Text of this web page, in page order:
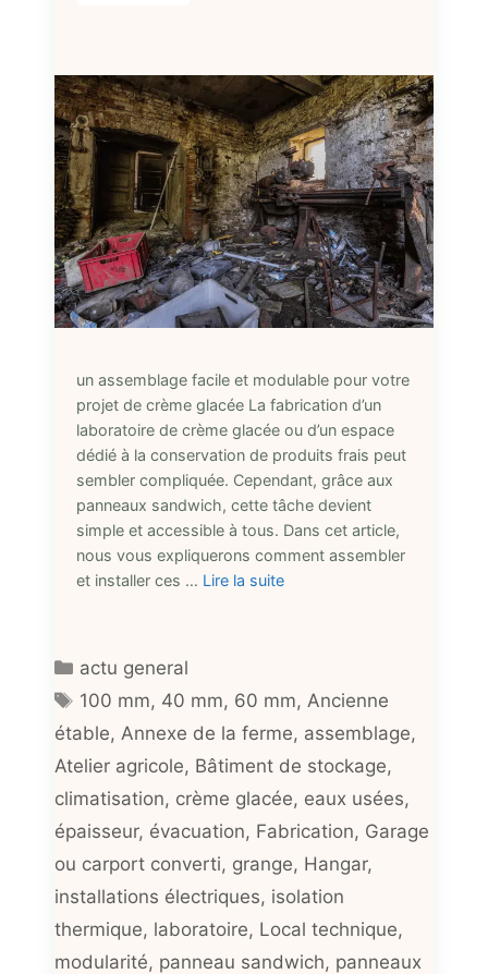
un assemblage facile et modulable pour votre
projet de crème glacée La fabrication d’un
laboratoire de crème glacée ou d’un espace
dédié à la conservation de produits frais peut
sembler compliquée. Cependant, grâce aux
panneaux sandwich, cette tâche devient
simple et accessible à tous. Dans cet article,
nous vous expliquerons comment assembler
et installer ces … Lire la suite
Catégories
actu general
Étiquettes
100 mm, 40 mm, 60 mm, Ancienne
étable, Annexe de la ferme, assemblage,
Atelier agricole, Bâtiment de stockage,
climatisation, crème glacée, eaux usées,
épaisseur, évacuation, Fabrication, Garage
ou carport converti, grange, Hangar,
installations électriques, isolation
thermique, laboratoire, Local technique,
modularité, panneau sandwich, panneaux